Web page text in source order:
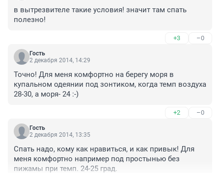
в вытрезвителе такие условия! значит там спать
полезно!
+3 –0
Гость
2 декабря 2014, 14:29
Точно! Для меня комфортно на берегу моря в
купальном одеянии под зонтиком, когда темп воздуха
28-30, а моря- 24 :-)
+2 –0
Гость
2 декабря 2014, 13:35
Спать надо, кому как нравиться, и как привык! Для
меня комфортно например под простынью без
пижамы при темп. 24-25 град.